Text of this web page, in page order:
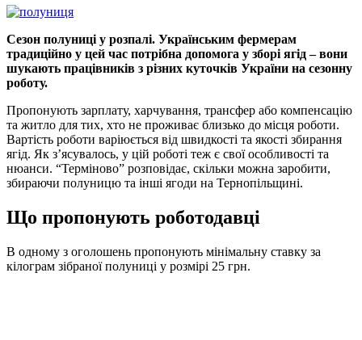
Сезон полуниці у розпалі. Українським фермерам
традиційно у цей час потрібна допомога у зборі ягід – вони
шукають працівників з різних куточків України на сезонну
роботу.
Пропонують зарплату, харчування, трансфер або компенсацію
та житло для тих, хто не проживає близько до місця роботи.
Вартість роботи варіюється від швидкості та якості збирання
ягід. Як з’ясувалось, у цій роботі теж є свої особливості та
нюанси. “Терміново” розповідає, скільки можна заробити,
збираючи полуницю та інші ягоди на Тернопільщині.
Що пропонують роботодавці
В одному з оголошень пропонують мінімальну ставку за
кілограм зібраної полуниці у розмірі 25 грн.